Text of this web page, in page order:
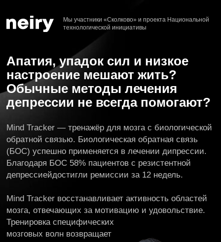
Апатия, упадок сил и низкое
настроение мешают жить?
Обычные методы лечения
депрессии не всегда помогают?
технологической инициативы
Mind Tracker — тренажёр для мозга с биологической
обратной связью. Биологическая обратная связь
Благодаря БОС 58% пациентов с резистентной
депрессиейдостигли ремиссии за 12 недель.
Mind Tracker восстанавливает активность областей
мозга, отвечающих за мотивацию и удовольствие.
Тренировка специфических
Первые изменения
через 8−10 сеансов.
Дополните свое лечение
научным подходом.